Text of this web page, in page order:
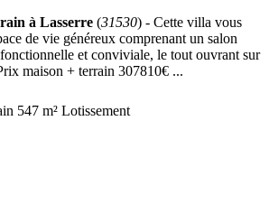
à Lasserre (31530) - Cette villa vous
de vie généreux comprenant un salon
et conviviale, le tout ouvrant sur
maison + terrain 307810€ ...
547 m² Lotissement